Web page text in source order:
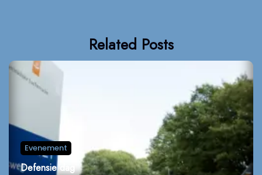
Related Posts
Evenement
Defensie dag